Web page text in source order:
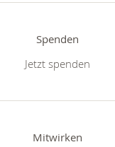
Spenden
Jetzt spenden
Mitwirken